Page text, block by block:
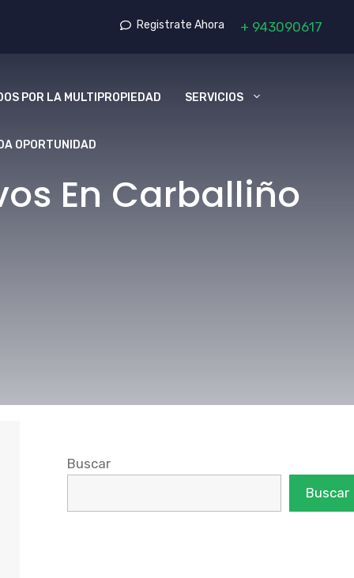
Registrate Ahora + 943090617
POR LA MULTIPROPIEDAD SERVICIOS
OPORTUNIDAD
En Carballiño
Buscar
Buscar